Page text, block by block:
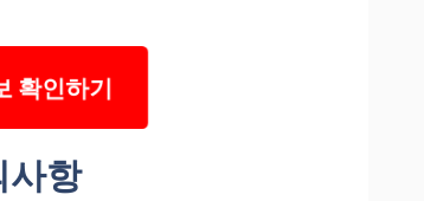
확인하기
사항